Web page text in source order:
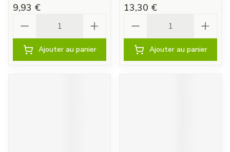
9,93 €
Ajouter au panier
13,30 €
Ajouter au panier